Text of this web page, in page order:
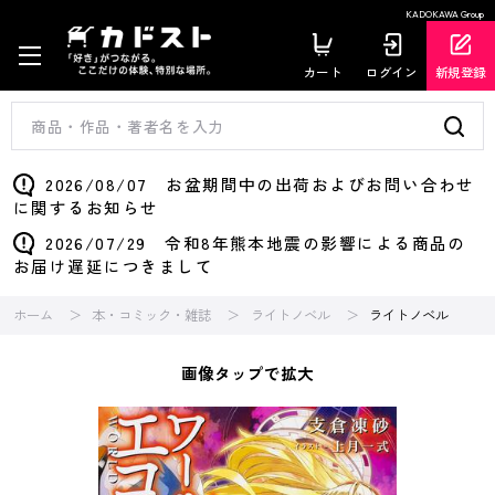
KADOKAWA Group
カート ログイン 新規登録
2026/08/07 お盆期間中の出荷およびお問い合わせ
に関するお知らせ
2026/07/29 令和8年熊本地震の影響による商品の
お届け遅延につきまして
ホーム 本・コミック・雑誌 ライトノベル ライトノベル
画像タップで拡大